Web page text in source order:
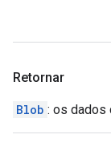
Retornar
Blob : os dados